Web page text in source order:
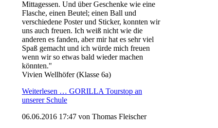
Mittagessen. Und über Geschenke wie eine
Flasche, einen Beutel; einen Ball und
verschiedene Poster und Sticker, konnten wir
uns auch freuen. Ich weiß nicht wie die
anderen es fanden, aber mir hat es sehr viel
Spaß gemacht und ich würde mich freuen
wenn wir so etwas bald wieder machen
könnten."
Vivien Wellhöfer (Klasse 6a)
Weiterlesen … GORILLA Tourstop an
unserer Schule
06.06.2016 17:47 von Thomas Fleischer